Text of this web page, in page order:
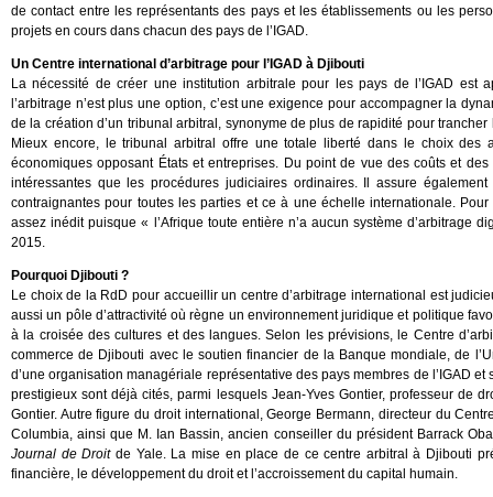
de contact entre les représentants des pays et les établissements ou les
projets en cours dans chacun des pays de l’IGAD.
Un Centre international d’arbitrage pour l’IGAD à Djibouti
La nécessité de créer une institution arbitrale pour les pays de l’IGAD
l’arbitrage n’est plus une option, c’est une exigence pour accompagner la
de la création d’un tribunal arbitral, synonyme de plus de rapidité pour
Mieux encore, le tribunal arbitral offre une totale liberté dans le choix
économiques opposant États et entreprises. Du point de vue des coûts et
intéressantes que les procédures judiciaires ordinaires. Il assure
contraignantes pour toutes les parties et ce à une échelle internationale.
assez inédit puisque « l’Afrique toute entière n’a aucun système d’arbitrage
2015.
Pourquoi Djibouti ?
Le choix de la RdD pour accueillir un centre d’arbitrage international est
aussi un pôle d’attractivité où règne un environnement juridique et politique
à la croisée des cultures et des langues. Selon les prévisions, le Centre
commerce de Djibouti avec le soutien financier de la Banque mondiale, de
d’une organisation managériale représentative des pays membres de l’IGAD
prestigieux sont déjà cités, parmi lesquels Jean-Yves Gontier, professeur de
Gontier. Autre figure du droit international, George Bermann, directeur du
Columbia, ainsi que M. Ian Bassin, ancien conseiller du président Barrack
Journal de Droitde Yale. La mise en place de ce centre arbitral à Djibouti
financière, le développement du droit et l’accroissement du capital humain.